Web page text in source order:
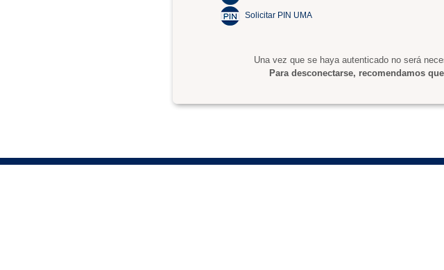
Solicitar PIN UMA
Una vez que se haya autenticado no será
Para desconectarse, recomendamos